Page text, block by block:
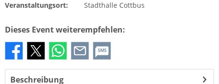
Veranstaltungsort:
Stadthalle Cottbus
Dieses Event weiterempfehlen:
SMS
Beschreibung